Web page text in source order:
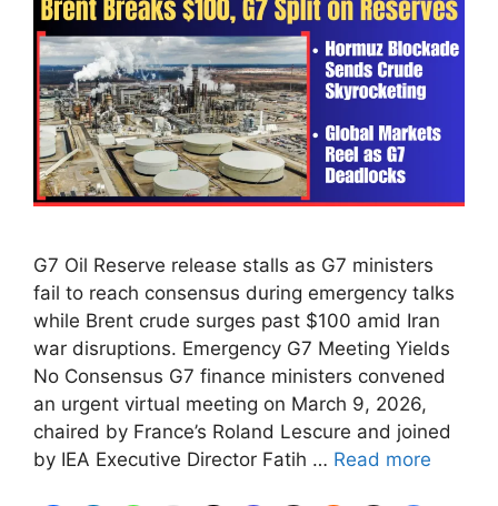
G7 Oil Reserve release stalls as G7 ministers
fail to reach consensus during emergency talks
while Brent crude surges past $100 amid Iran
war disruptions. Emergency G7 Meeting Yields
No Consensus G7 finance ministers convened
an urgent virtual meeting on March 9, 2026,
chaired by France’s Roland Lescure and joined
by IEA Executive Director Fatih … Read more